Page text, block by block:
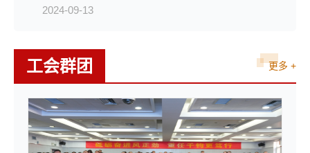
2024-09-13
工会群团 更多 +